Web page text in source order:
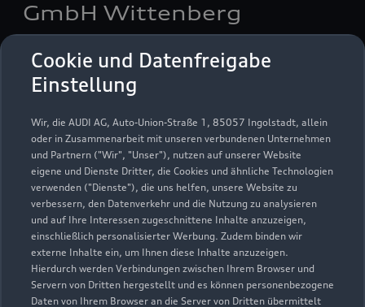
Cookie und Datenfreigabe
Einstellung
Wir, die AUDI AG, Auto-Union-Straße 1, 85057 Ingolstadt, allein
oder in Zusammenarbeit mit unseren verbundenen Unternehmen
und Partnern ("Wir", "Unser"), nutzen auf unserer Website
eigene und Dienste Dritter, die Cookies und ähnliche Technologien
verwenden ("Dienste"), die uns helfen, unsere Website zu
verbessern, den Datenverkehr und die Nutzung zu analysieren
und auf Ihre Interessen zugeschnittene Inhalte anzuzeigen,
einschließlich personalisierter Werbung. Zudem binden wir
externe Inhalte ein, um Ihnen diese Inhalte anzuzeigen.
Hierdurch werden Verbindungen zwischen Ihrem Browser und
Servern von Dritten hergestellt und es können personenbezogene
Daten von Ihrem Browser an die Server von Dritten übermittelt
GmbH Wittenberg
Nussbaumweg 13